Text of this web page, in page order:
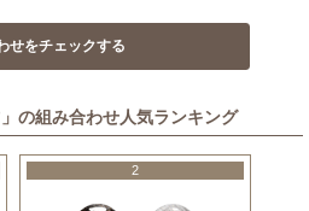
の組み合わせ人気ランキング
2